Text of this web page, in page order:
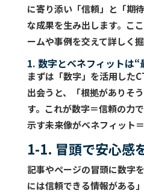
に寄り添い「信頼」と「期
な成果を生み出します。こ
ームや事例を交えて詳しく掘
1. 数字とベネフィットは“
まずは「数字」を活用した
出会うと、「根拠がありそ
す。これが数字＝信頼の力
示す未来像がベネフィット
1-1. 冒頭で安心感
記事やページの冒頭に数字
には信頼できる情報がある